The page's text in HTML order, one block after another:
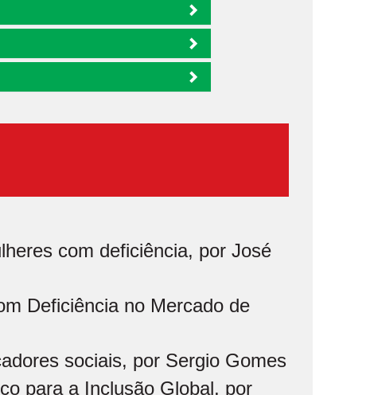
com deficiência, por José
Deficiência no Mercado de
sociais, por Sergio Gomes
para a Inclusão Global, por